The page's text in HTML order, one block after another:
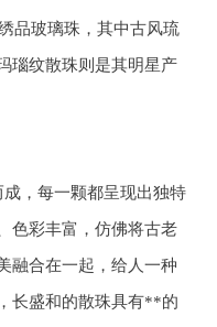
品玻璃珠，其中古风琉
瑙纹散珠则是其明星产
，每一颗都呈现出独特
色彩丰富，仿佛将古老
融合在一起，给人一种
长盛和的散珠具有**的